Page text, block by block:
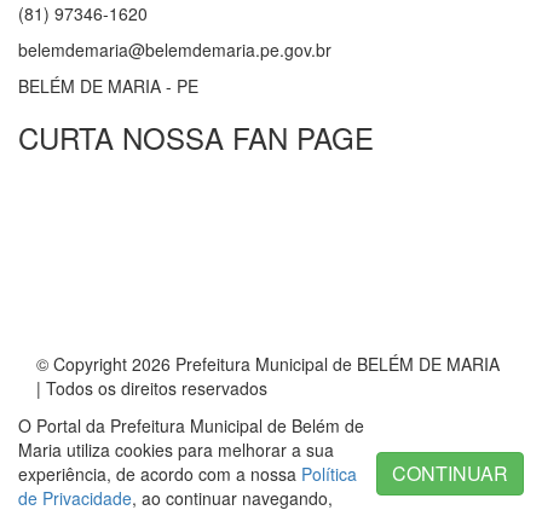
(81) 97346-1620
belemdemaria@belemdemaria.pe.gov.br
BELÉM DE MARIA - PE
CURTA NOSSA FAN PAGE
© Copyright 2026 Prefeitura Municipal de BELÉM DE MARIA
| Todos os direitos reservados
O Portal da Prefeitura Municipal de Belém de
Maria utiliza cookies para melhorar a sua
experiência, de acordo com a nossa Política
de Privacidade, ao continuar navegando,
CONTINUAR